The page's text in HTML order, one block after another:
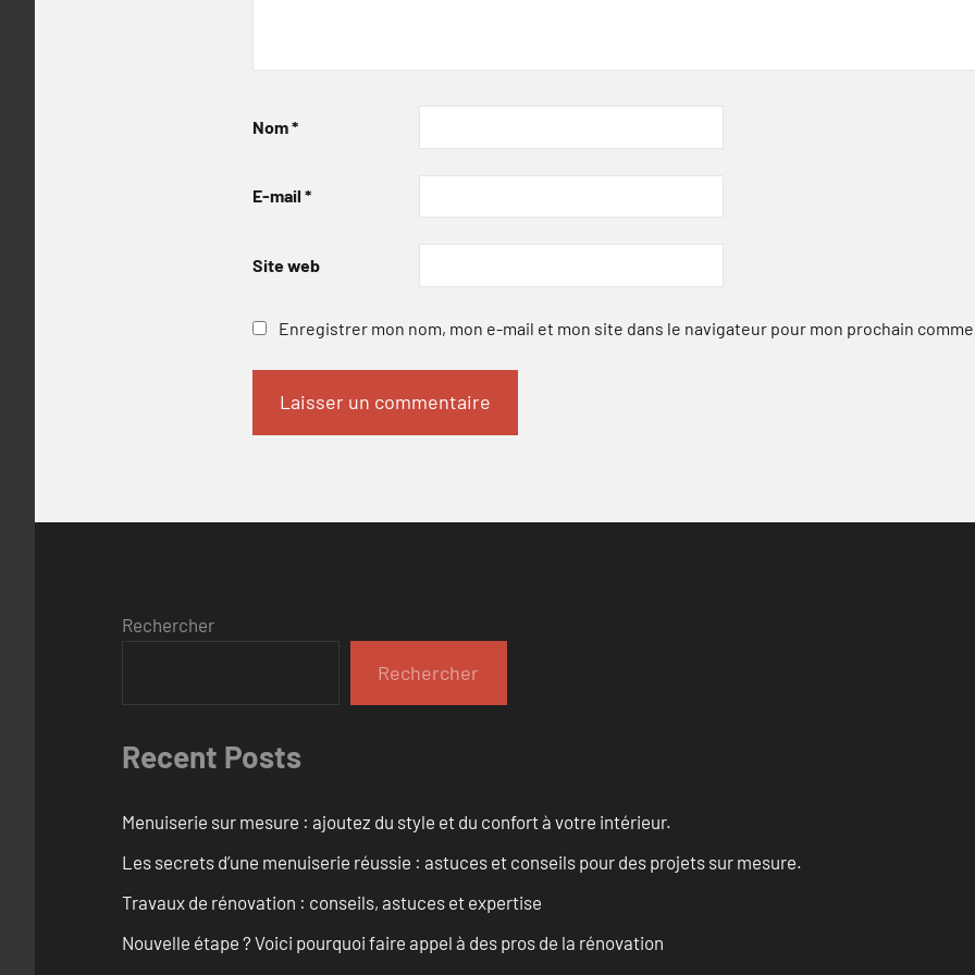
Nom*
E-mail *
Site web
Enregistrer mon nom, mon e-mail et mon site dans le navigateur pour mon prochain
Rechercher
Rechercher
Recent Posts
Menuiserie sur mesure : ajoutez du style et du confort à votre intérieur.
Les secrets d’une menuiserie réussie : astuces et conseils pour des projets sur mesure.
Travaux de rénovation : conseils, astuces et expertise
Nouvelle étape ? Voici pourquoi faire appel à des pros de la rénovation